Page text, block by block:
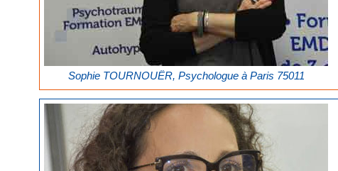
Sophie TOURNOUËR, Psychologue à Paris 75011